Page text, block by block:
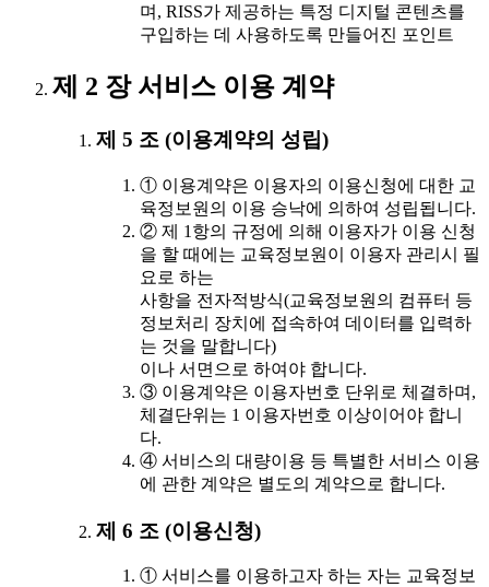
며, RISS가 제공하는 특정 디지털 콘텐츠를
구입하는 데 사용하도록 만들어진 포인트
제 2 장 서비스 이용 계약
제 5 조 (이용계약의 성립)
① 이용계약은 이용자의 이용신청에 대한 교
육정보원의 이용 승낙에 의하여 성립됩니다.
② 제 1항의 규정에 의해 이용자가 이용 신청
을 할 때에는 교육정보원이 이용자 관리시 필
요로 하는
사항을 전자적방식(교육정보원의 컴퓨터 등
정보처리 장치에 접속하여 데이터를 입력하
는 것을 말합니다)
이나 서면으로 하여야 합니다.
③ 이용계약은 이용자번호 단위로 체결하며,
체결단위는 1 이용자번호 이상이어야 합니
다.
④ 서비스의 대량이용 등 특별한 서비스 이용
에 관한 계약은 별도의 계약으로 합니다.
제 6 조 (이용신청)
① 서비스를 이용하고자 하는 자는 교육정보